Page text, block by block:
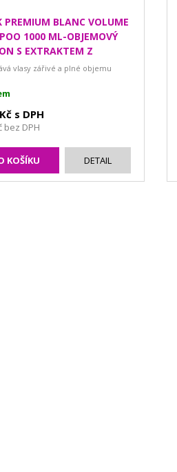
PREMIUM BLANC VOLUME
1000 ML-OBJEMOVÝ
S EXTRAKTEM Z
vlasy zářivé a plné objemu
s DPH
bez DPH
KOŠÍKU DETAIL